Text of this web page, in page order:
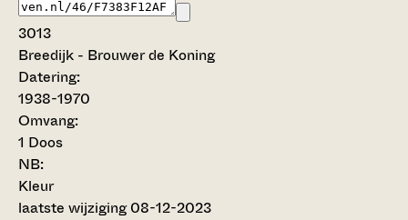
3013
Breedijk - Brouwer de Koning
Datering:
1938-1970
Omvang:
1 Doos
NB:
Kleur
laatste wijziging 08-12-2023